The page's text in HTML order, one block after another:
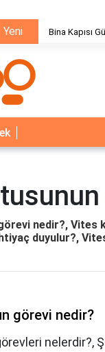
Yeni Bina Kapısı
nedir?, Vites
duyulur?,
görevi nedir?
nelerdir?,